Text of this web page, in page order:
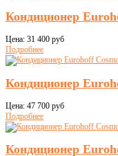
Кондиционер
Цена: 31 400 руб
Подробнее
Кондиционер
Цена: 47 700 руб
Подробнее
Кондиционер